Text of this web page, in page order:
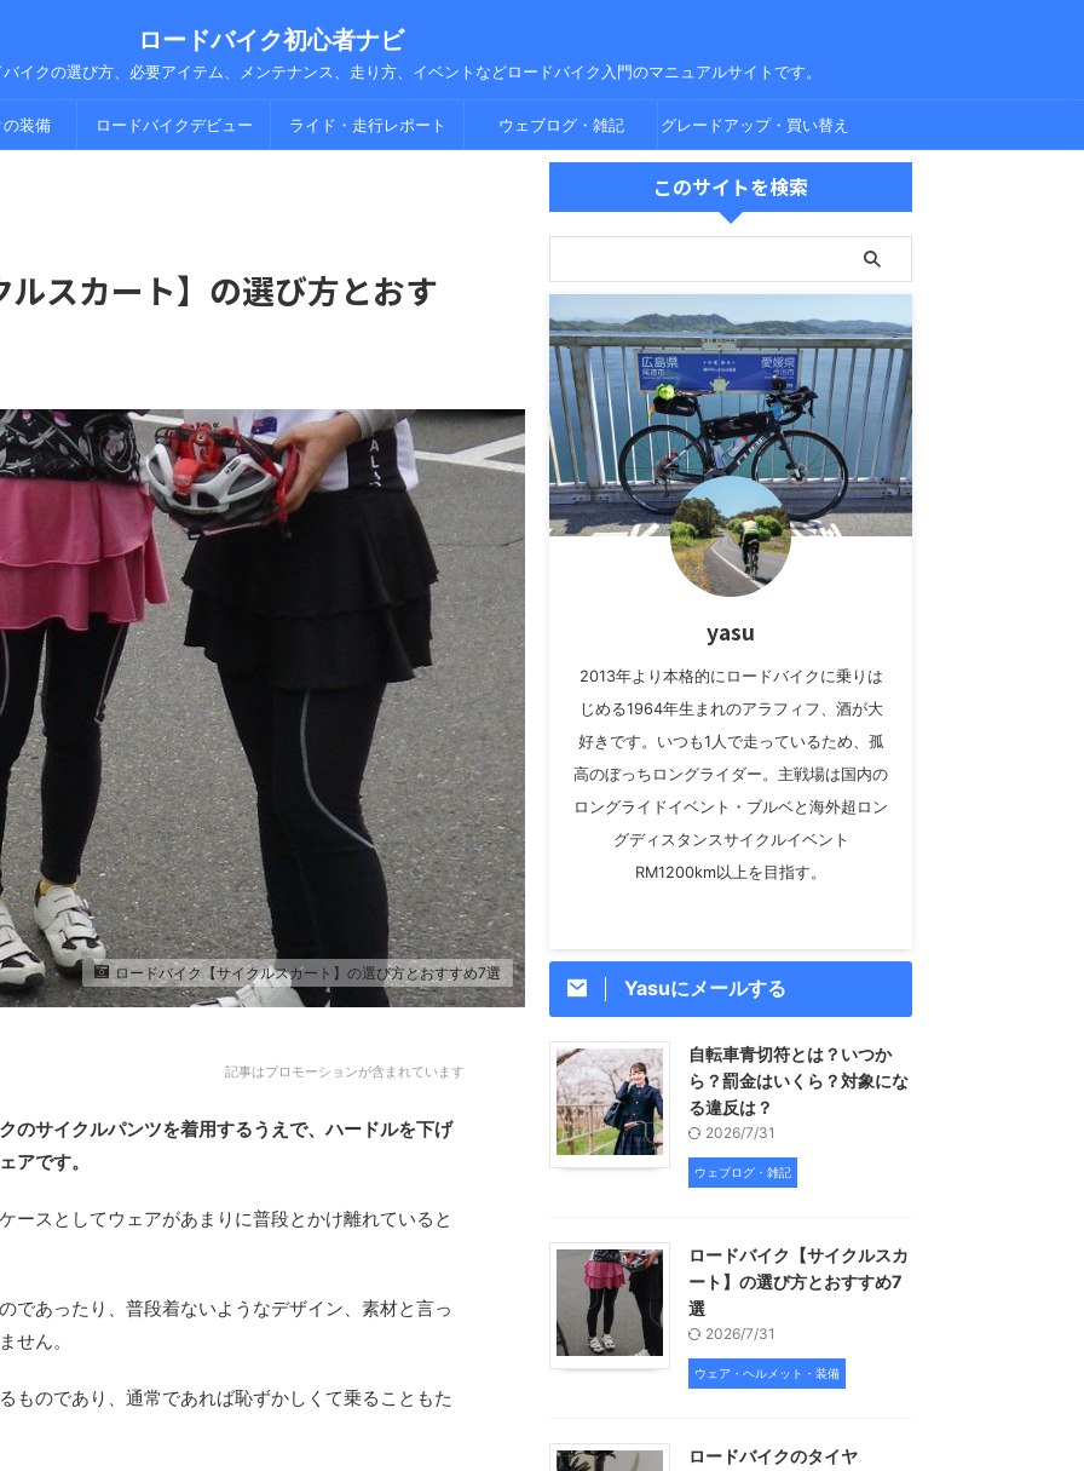
ロードバイク初心者ナビ
イクの選び方、必要アイテム、メンテナンス、走り方、イベントなどロードバイク入門のマニュアルサイトです。
装備 ロードバイクデビュー ライド・走行レポート ウェブログ・雑記 グレードアップ・買い替え
スカート】の選び方とおす
ロードバイク【サイクルスカート】の選び方とおすすめ7選
記事はプロモーションが含まれています
のサイクルパンツを着用するうえで、ハードルを下げ
アです。
ースとしてウェアがあまりに普段とかけ離れていると
であったり、普段着ないようなデザイン、素材と言っ
せん。
ものであり、通常であれば恥ずかしくて乗ることもた
このサイトを検索
yasu
2013年より本格的にロードバイクに乗りは
じめる1964年生まれのアラフィフ、酒が大
好きです。いつも1人で走っているため、孤
高のぼっちロングライダー。主戦場は国内の
ロングライドイベント・ブルベと海外超ロン
グディスタンスサイクルイベント
RM1200km以上を目指す。
Yasuにメールする
自転車青切符とは？いつか
ら？罰金はいくら？対象にな
る違反は？
2026/7/31
ウェブログ・雑記
ロードバイク【サイクルスカ
ート】の選び方とおすすめ7
選
2026/7/31
ウェア・ヘルメット・装備
ロードバイクのタイヤ